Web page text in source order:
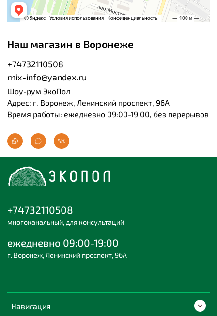
Наш магазин в Воронеже
+74732110508
rnix-info@yandex.ru
Шоу-рум ЭкоПол
Адрес: г. Воронеж, Ленинский проспект, 96А
Время работы: ежедневно 09:00-19:00, без перерывов
Навигация
+74732110508
многоканальный, для консультаций
ежедневно 09:00-19:00
г. Воронеж, Ленинский проспект, 96А